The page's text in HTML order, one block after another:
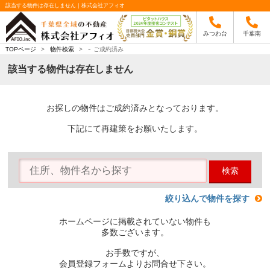
該当する物件は存在しません｜株式会社アフィオ
みつわ台 千葉南
TOPページ > 物件検索 > - ご成約済み
該当する物件は存在しません
お探しの物件はご成約済みとなっております。
下記にて再建策をお願いたします。
検索
絞り込んで物件を探す
ホームページに掲載されていない物件も
多数ございます。
お手数ですが、
会員登録フォームよりお問合せ下さい。